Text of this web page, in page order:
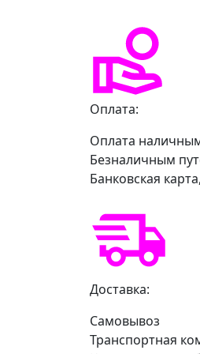
Оплата:
Оплата
Безналичным
Банковская
Доставка:
Самовывоз
Транспортная